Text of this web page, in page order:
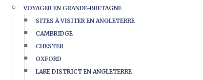
VOYAGER EN GRANDE-BRETAGNE
SITES À VISITER EN ANGLETERRE
CAMBRIDGE
CHESTER
OXFORD
LAKE DISTRICT EN ANGLETERRE